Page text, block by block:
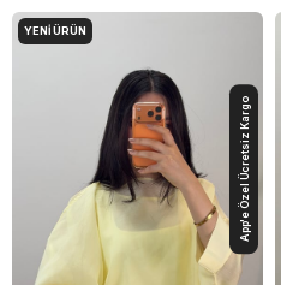
YENI ÜRÜN
App'e Özel Ücretsiz Kargo